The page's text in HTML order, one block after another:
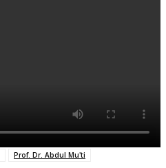
Prof. Dr. Abdul Mu'ti